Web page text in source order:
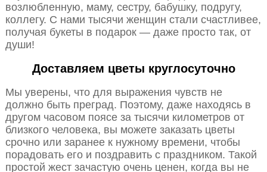
возлюбленную, маму, сестру, бабушку, подругу,
коллегу. С нами тысячи женщин стали счастливее,
получая букеты в подарок — даже просто так, от
души!
Доставляем цветы круглосуточно
Мы уверены, что для выражения чувств не
должно быть преград. Поэтому, даже находясь в
другом часовом поясе за тысячи километров от
близкого человека, вы можете заказать цветы
срочно или заранее к нужному времени, чтобы
порадовать его и поздравить с праздником. Такой
простой жест зачастую очень ценен, когда вы не